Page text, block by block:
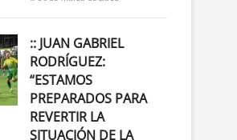
:: JUAN GABRIEL
RODRÍGUEZ:
“ESTAMOS
PREPARADOS PARA
REVERTIR LA
SITUACIÓN DE LA